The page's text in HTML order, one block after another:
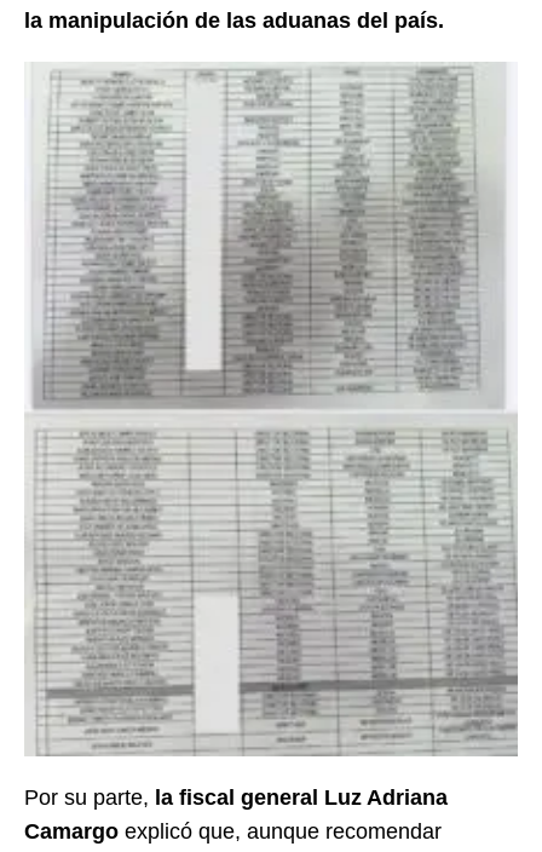
la manipulación de las aduanas del país.
Por su parte, la fiscal general Luz Adriana
Camargo explicó que, aunque recomendar